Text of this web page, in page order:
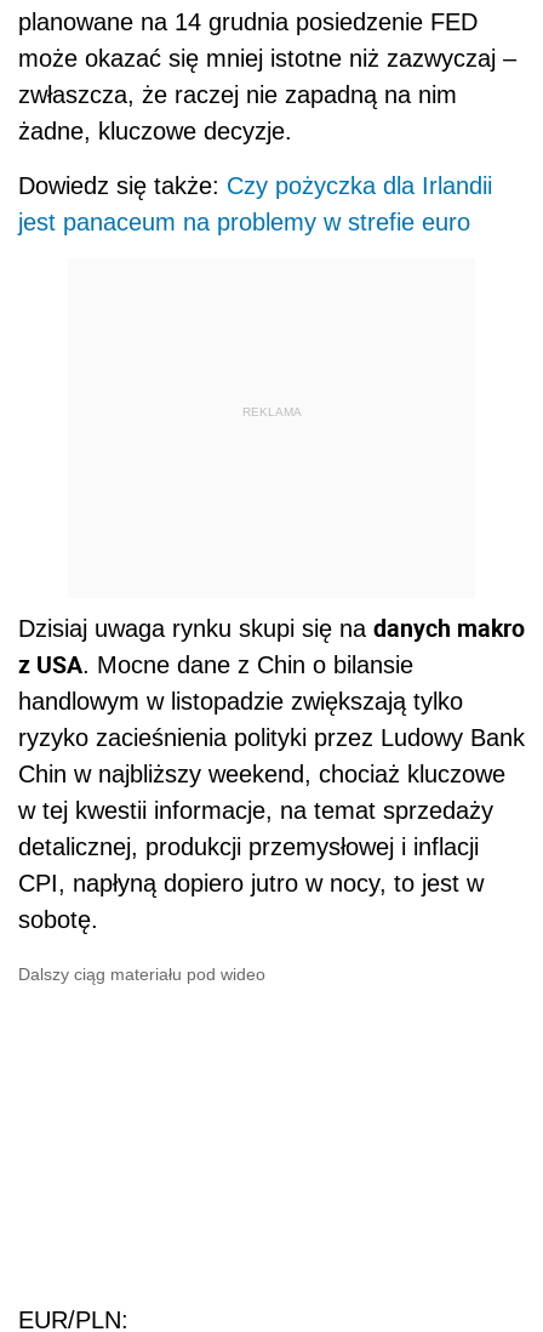
planowane na 14 grudnia posiedzenie FED
może okazać się mniej istotne niż zazwyczaj –
zwłaszcza, że raczej nie zapadną na nim
żadne, kluczowe decyzje.
Dowiedz się także: Czy pożyczka dla Irlandii
jest panaceum na problemy w strefie euro
REKLAMA
Dzisiaj uwaga rynku skupi się na danych makro
z USA. Mocne dane z Chin o bilansie
handlowym w listopadzie zwiększają tylko
ryzyko zacieśnienia polityki przez Ludowy Bank
Chin w najbliższy weekend, chociaż kluczowe
w tej kwestii informacje, na temat sprzedaży
detalicznej, produkcji przemysłowej i inflacji
CPI, napłyną dopiero jutro w nocy, to jest w
sobotę.
Dalszy ciąg materiału pod wideo
EUR/PLN: